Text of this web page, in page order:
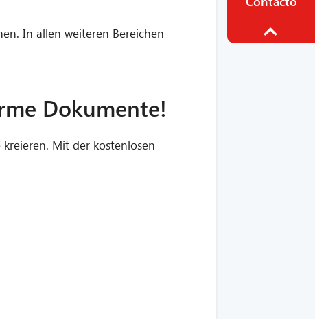
In allen weiteren Bereichen
Dokumente!
Mit der kostenlosen